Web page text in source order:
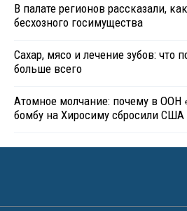
В палате регионов рассказали,
бесхозного госимущества
Сахар, мясо и лечение зубов: что
больше всего
Атомное молчание: почему в ООН
бомбу на Хиросиму сбросили США